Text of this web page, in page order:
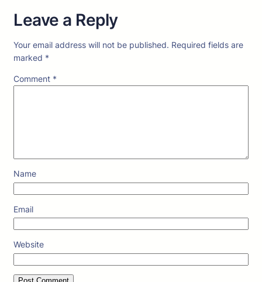
Leave a Reply
Your email address will not be published. Required fields are
marked *
Comment *
Name
Email
Website